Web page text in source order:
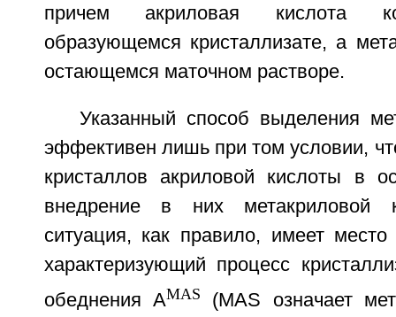
причем акриловая кислота
образующемся кристаллизате, а
остающемся маточном растворе.
Указанный способ выделения
эффективен лишь при том условии,
кристаллов акриловой кислоты в
внедрение в них метакриловой
ситуация, как правило, имеет
характеризующий процесс
обеднения AMAS
(MAS означает